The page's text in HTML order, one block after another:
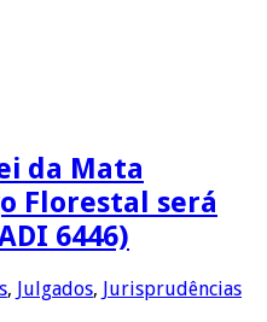
da Mata
Florestal será
6446)
, Julgados, Jurisprudências